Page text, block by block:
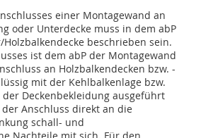
einer Montagewand an
oder Unterdecke muss in dem abP
beschrieben sein.
ist dem abP der Montagewand
an Holzbalkendecken bzw. -
mit der Kehlbalkenlage bzw.
Deckenbekleidung ausgeführt
Anschluss direkt an die
schall- und